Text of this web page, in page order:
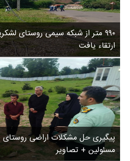
روستاها
ورزشی
سیاسی
چندرسانه ای
مسیر گردشگری
درباره ما
۹۹۰ متر از شبکه سیمی روستای
ارتقاء یافت
پیگیری حل مشکلات اراضی
مسئولین + تصاویر
۳
۵
۸
ب
ا
ز
ن
ش
س
ت
ش
د
.